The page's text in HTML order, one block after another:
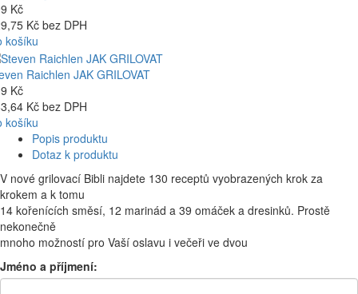
Kč
Kč bez DPH
košíku
Raichlen JAK GRILOVAT
Kč
Kč bez DPH
košíku
Popis produktu
Dotaz k produktu
V nové grilovací Bibli najdete 130 receptů vyobrazených krok za
krokem a k tomu
14 kořenících směsí, 12 marinád a 39 omáček a dresinků. Prostě
nekonečně
mnoho možností pro Vaší oslavu i večeři ve dvou
Jméno a příjmení: